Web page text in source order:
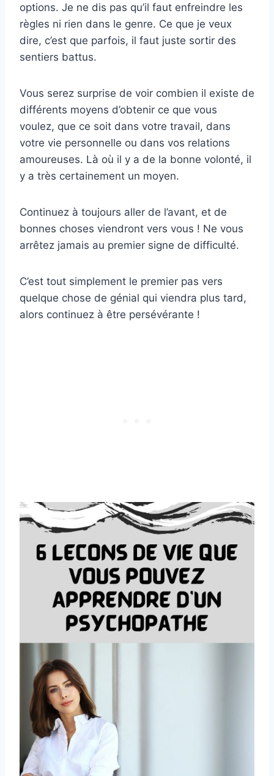
options. Je ne dis pas qu’il faut enfreindre les
règles ni rien dans le genre. Ce que je veux
dire, c’est que parfois, il faut juste sortir des
sentiers battus.
Vous serez surprise de voir combien il existe de
différents moyens d’obtenir ce que vous
voulez, que ce soit dans votre travail, dans
votre vie personnelle ou dans vos relations
amoureuses. Là où il y a de la bonne volonté, il
y a très certainement un moyen.
Continuez à toujours aller de l’avant, et de
bonnes choses viendront vers vous ! Ne vous
arrêtez jamais au premier signe de difficulté.
C’est tout simplement le premier pas vers
quelque chose de génial qui viendra plus tard,
alors continuez à être persévérante !